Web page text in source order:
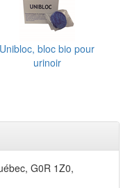
Unibloc, bloc bio pour
urinoir
G0R 1Z0,